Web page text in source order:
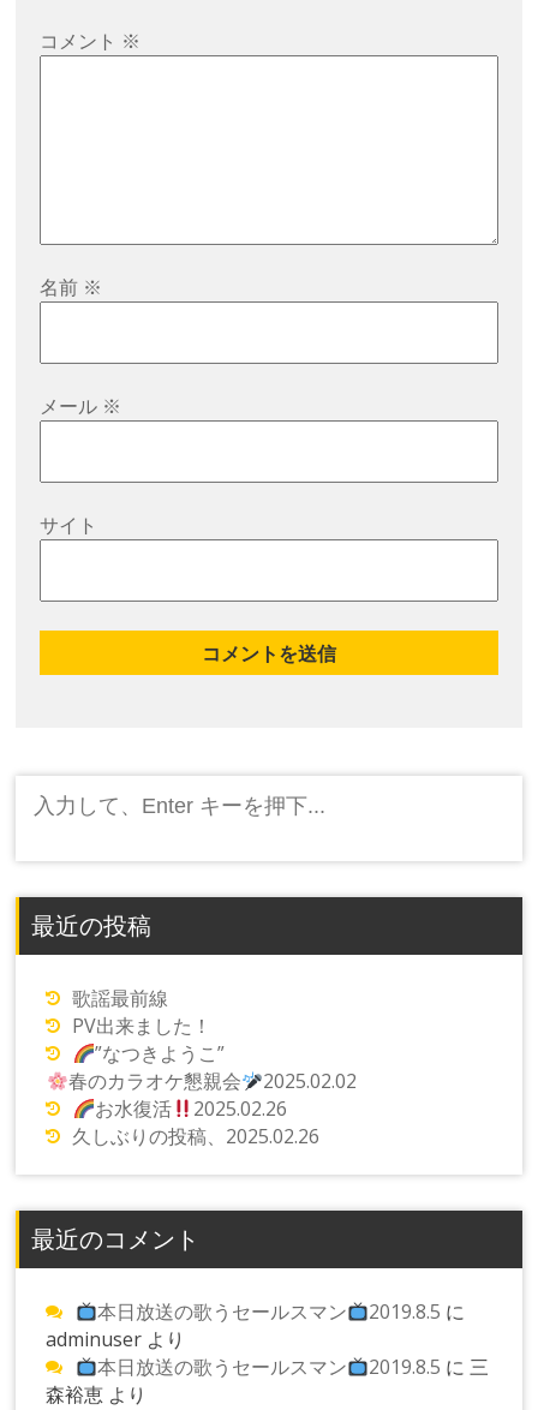
コメント ※
名前 ※
メール ※
サイト
索:
最近の投稿
歌謡最前線
PV出来ました！
”なつきようこ”
春のカラオケ懇親会
2025.02.02
お水復活
2025.02.26
久しぶりの投稿、2025.02.26
最近のコメント
本日放送の歌うセールスマン 2019.8.5 に
adminuser より
本日放送の歌うセールスマン
2019.8.5 に 三
森裕恵 より